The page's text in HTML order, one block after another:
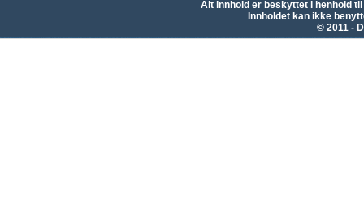
Alt innhold er beskyttet i henhold
Innholdet kan ikke
© 2011 -